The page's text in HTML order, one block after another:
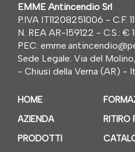
EMME Antincendio Srl
P.IVA IT11208251006 - C.F.
N. REA AR-159122 - C.S.: €
PEC:
Sede Legale: Via del
- Chiusi della Verna (AR) -
HOME
AZIENDA
PRODOTTI
RITIRO